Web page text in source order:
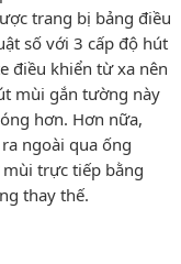
trang bị bảng điều
số với 3 cấp độ hút
điều khiển từ xa nên
mùi gắn tường này
hơn. Hơn nữa,
ngoài qua ống
trực tiếp bằng
thay thế.